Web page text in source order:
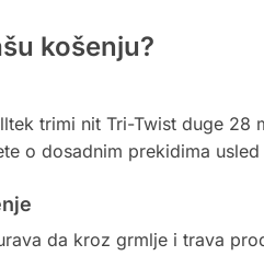
košenju?
trimi nit Tri-Twist duge
o dosadnim prekidima
da kroz grmlje i trava